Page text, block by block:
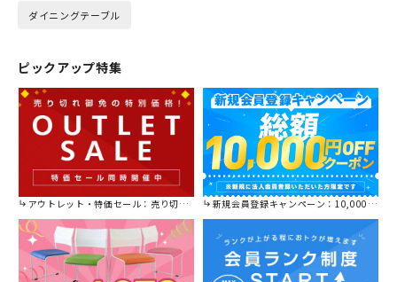
ダイニングテーブル
ピックアップ特集
アウトレット・特価セール：売り切れ御免の特別価格！ 新規会員登録キャンペーン：10,000円OFFクーポン進呈中！